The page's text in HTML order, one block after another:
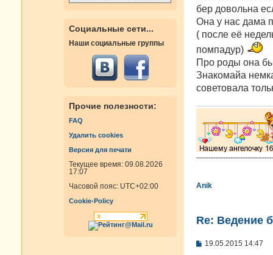
Социальные сети...
Наши социальные группы
Прочие полезности:
FAQ
Удалить cookies
Версия для печати
Текущее время: 09.08.2026
17:07
Часовой пояс: UTC+02:00
Cookie-Policy
е
и
е
бер довольна
Она у нас дама
( после её
помпадур)
Про роды она
Знакомайа
советовала
Anik
Re: Ведение
С19.05.2015 14:47